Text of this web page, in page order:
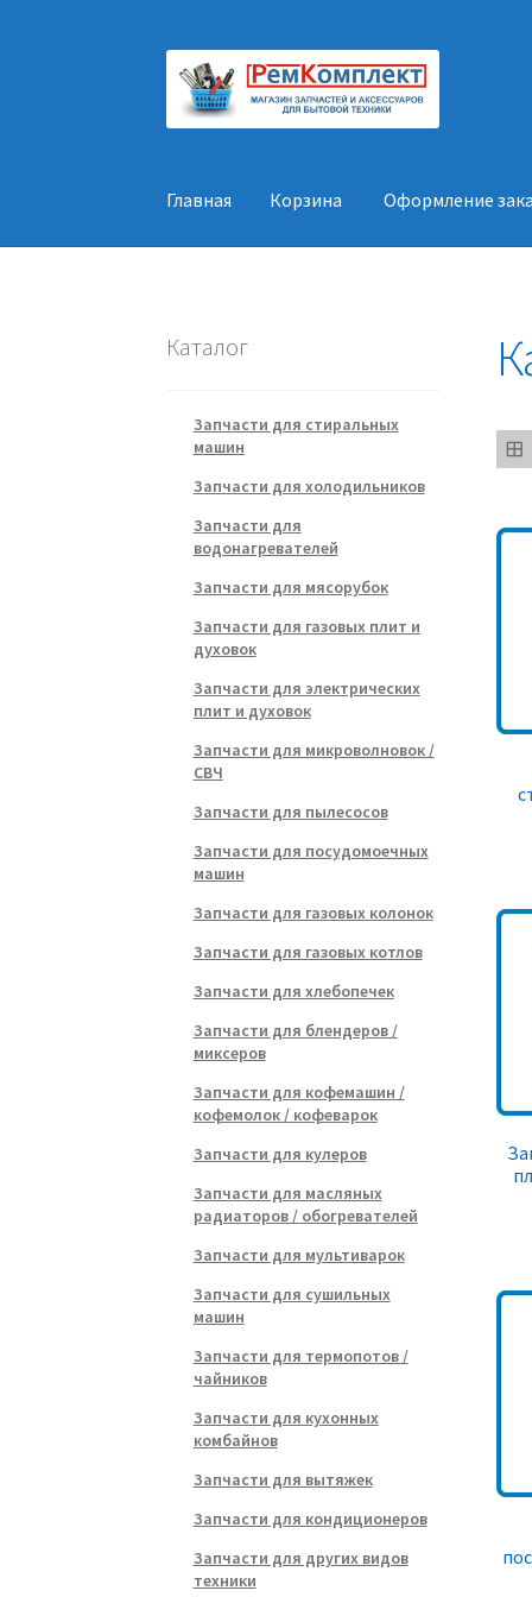
Перейти
навигации
Перейти
содержимому
Главная Корзина Оформление
Каталог
Запчасти для стиральных
машин
Запчасти для холодильников
Запчасти для
водонагревателей
Запчасти для мясорубок
Запчасти для газовых плит и
духовок
Запчасти для электрических
плит и духовок
Запчасти для микроволновок /
СВЧ
Запчасти для пылесосов
Запчасти для посудомоечных
машин
Запчасти для газовых колонок
Запчасти для газовых котлов
Запчасти для хлебопечек
Запчасти для блендеров /
миксеров
Запчасти для кофемашин /
кофемолок / кофеварок
Запчасти для кулеров
Запчасти для масляных
радиаторов / обогревателей
Запчасти для мультиварок
Запчасти для сушильных
машин
Запчасти для термопотов /
чайников
Запчасти для кухонных
комбайнов
Запчасти для вытяжек
Запчасти для кондиционеров
Запчасти для других видов
техники